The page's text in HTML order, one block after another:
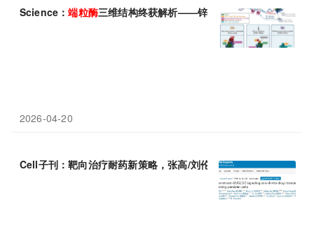
Science：端粒酶三维结构终获解析——锌指与Est3支架功能颠覆
2026-04-20
Cell子刊：靶向治疗耐药新策略，张高/刘伦旭发现端粒酶抑制剂6-